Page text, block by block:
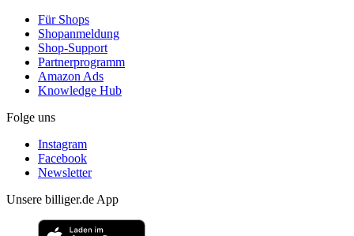
Für Shops
Shopanmeldung
Shop-Support
Partnerprogramm
Amazon Ads
Knowledge Hub
Folge uns
Instagram
Facebook
Newsletter
Unsere billiger.de App